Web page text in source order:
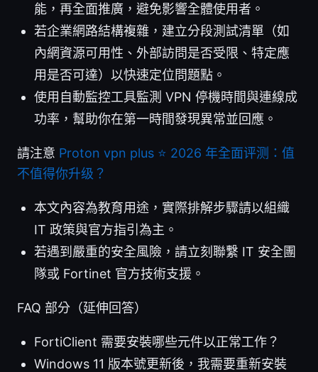
能，再全面推廣，避免影響全體使用者。
若企業網路結構複雜，建立分段測試清單（如
內網資源可用性、外部訪問是否受限、特定應
用是否可達）以快速定位問題點。
使用自動監控工具監測 VPN 停機時間與連線成
功率，幫助你在第一時間發現異常並回應。
請注意 Proton vpn plus ⭐ 2026 年全面评测：值
不值得你升级？
本文內容為教育用途，實際排解步驟請以組織
IT 政策與官方指引為主。
若遇到嚴重的安全風險，請立刻聯繫 IT 安全團
隊或 Fortinet 官方技術支援。
FAQ 部分（延伸回答）
FortiClient 需要安裝哪些元件以正常工作？
Windows 11 版本號更新後，我需要重新安裝